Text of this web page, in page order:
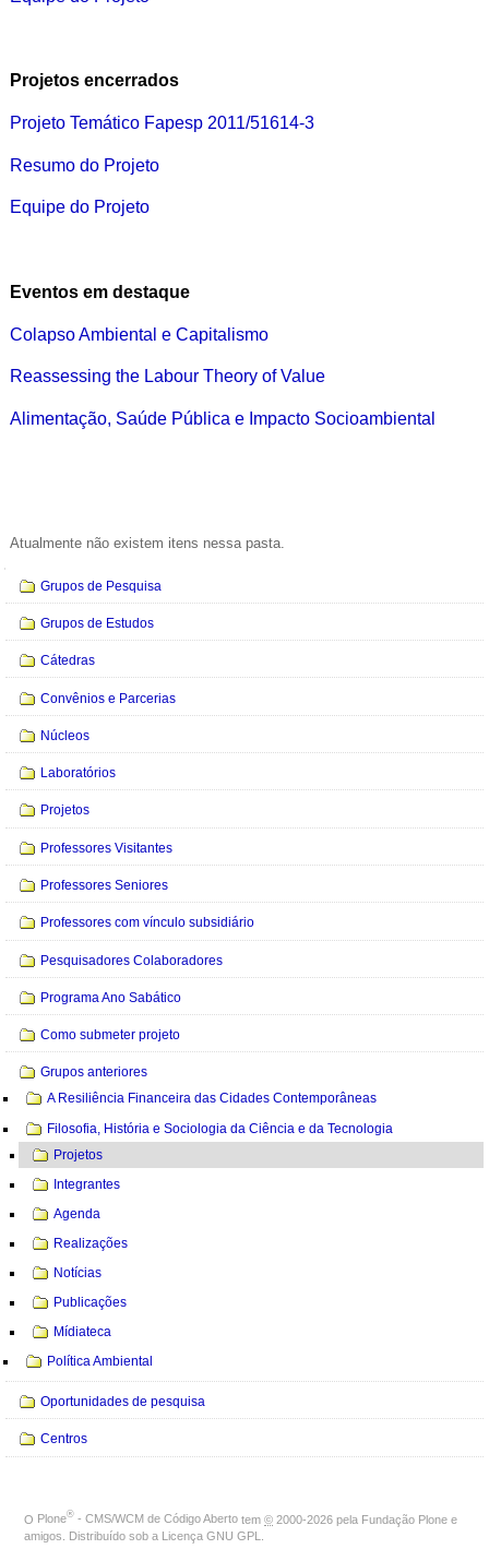
Projetos encerrados
Projeto Temático Fapesp 2011/51614-3
Resumo do Projeto
Equipe do Projeto
Eventos em destaque
Colapso Ambiental e Capitalismo
Reassessing the Labour Theory of Value
Alimentação, Saúde Pública e Impacto Socioambiental
Atualmente não existem itens nessa pasta.
Grupos de Pesquisa
Grupos de Estudos
Cátedras
Convênios e Parcerias
Núcleos
Laboratórios
Projetos
Professores Visitantes
Professores Seniores
Professores com vínculo subsidiário
Pesquisadores Colaboradores
Programa Ano Sabático
Como submeter projeto
Grupos anteriores
A Resiliência Financeira das Cidades Contemporâneas
Filosofia, História e Sociologia da Ciência e da Tecnologia
Projetos
Integrantes
Agenda
Realizações
Notícias
Publicações
Mídiateca
Política Ambiental
Oportunidades de pesquisa
Centros
O Plone® - CMS/WCM de Código Aberto tem © 2000-2026 pela Fundação Plone e
amigos. Distribuído sob a
Licença GNU GPL